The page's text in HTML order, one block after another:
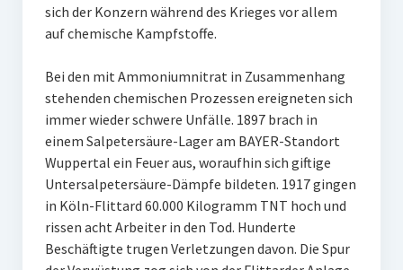
sich der Konzern während des Krieges vor allem
auf chemische Kampfstoffe.
Bei den mit Ammoniumnitrat in Zusammenhang
stehenden chemischen Prozessen ereigneten sich
immer wieder schwere Unfälle. 1897 brach in
einem Salpetersäure-Lager am BAYER-Standort
Wuppertal ein Feuer aus, woraufhin sich giftige
Untersalpetersäure-Dämpfe bildeten. 1917 gingen
in Köln-Flittard 60.000 Kilogramm TNT hoch und
rissen acht Arbeiter in den Tod. Hunderte
Beschäftigte trugen Verletzungen davon. Die Spur